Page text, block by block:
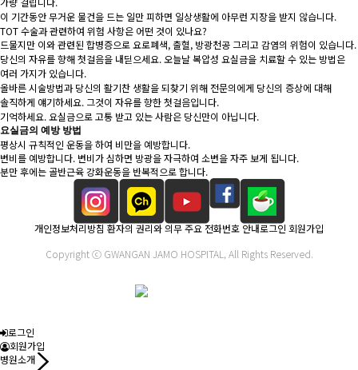
이 기간동안 무거운 물건을 드는 일만 피하면 일상생활에 아무런 지장을 받지 않습니다.
TOT 수술과 관련하여 위험 사항은 어떤 것이 있나요?
드물지만 이와 관련된 합병증으로 요로폐색, 출혈, 방광천공 그리고 감염의 위험이 있습니다.
당신의 자유를 향해 첫걸음을 내딛으세요. 오늘날 복압성 요실금을 치료할 수 있는 방법은
여러 가지가 있습니다.
올바른 시술방법과 당신의 활기찬 생활을 되찾기 위해 전문의에게 당신의 증상에 대해
솔직하게 얘기하세요. 그것이 자유를 향한 첫걸음입니다.
기억하세요. 요실금으로 고통 받고 있는 사람은 당신만이 아닙니다.
요실금의 예방 방법
평상시 규칙적인 운동을 하여 비만을 예방합니다.
변비를 예방합니다. 변비가 심하면 방광을 자극하여 소변을 자주 보게 됩니다.
분만 후에는 골반근육 강화운동을 반복적으로 합니다.
개인정보처리방침환자의 권리와 의무주요 전화번호 안내로그인 회원가입
Copyright ⓒ GWANGAN JAMO HOSPITAL, All Rights Reserved.
로그인
회원가입
병원소개